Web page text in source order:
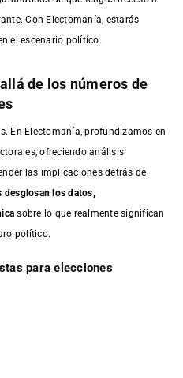
Con Electomanía, estarás
el escenario político.
de los números de
En Electomanía, profundizamos en
ofreciendo análisis
las implicaciones detrás de
desglosan los datos,
sobre lo que realmente significan
político.
para elecciones